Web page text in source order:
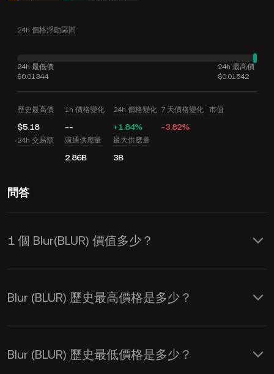
24h 價格浮動區間
24h 最低價
$0.01344
24h 最高價
$0.01542
歷史最高價
$5.18
1h 價格變化
--
24h 價格變化
+1.84%
7 天價格變化
-3.82%
市值
24h 交易額 流通供應量
2.86B
最大供應量
3B
問答
1 個 Blur(BLUR) 價值多少？
KuCoin 實時更新 Blur(BLUR) 的 USD 價
格，其價格受供需和市場情緒影響 。您
Blur (BLUR) 歷史最高價格是多少？
Blur (BLUR) 歷史最低價格是多少？